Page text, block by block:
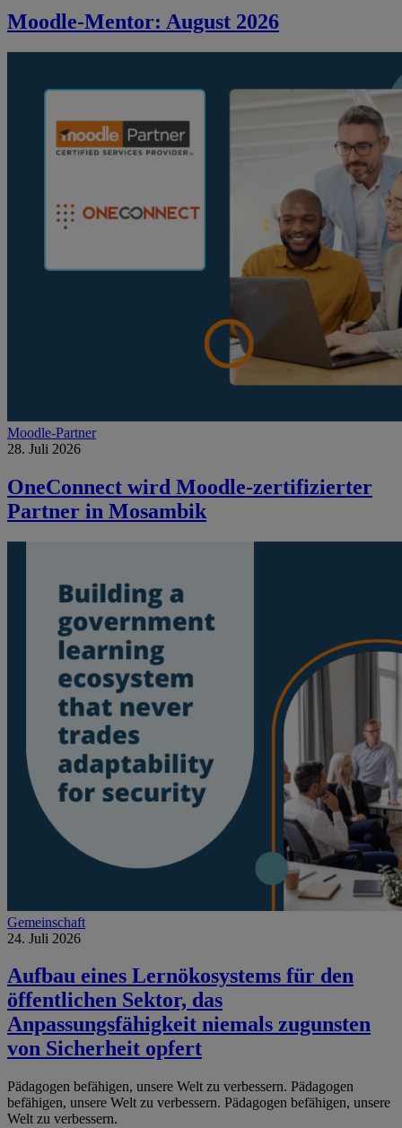
Moodle-Mentor: August 2026
Moodle-Partner
28. Juli 2026
OneConnect wird Moodle-zertifizierter
Partner in Mosambik
Gemeinschaft
24. Juli 2026
Aufbau eines Lernökosystems für den
öffentlichen Sektor, das
Anpassungsfähigkeit niemals zugunsten
von Sicherheit opfert
Pädagogen befähigen, unsere Welt zu verbessern. Pädagogen
befähigen, unsere Welt zu verbessern. Pädagogen befähigen, unsere
Welt zu verbessern.